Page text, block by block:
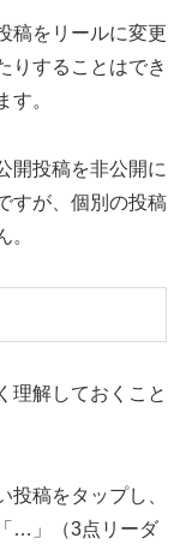
稿をリールに変更
りすることはでき
す。
開投稿を非公開に
すが、個別の投稿
。
理解しておくこと
投稿をタップし、
…」（3点リーダ